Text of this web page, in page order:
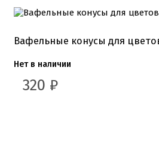
Вафельные конусы для
Нет в наличии
320 ₽